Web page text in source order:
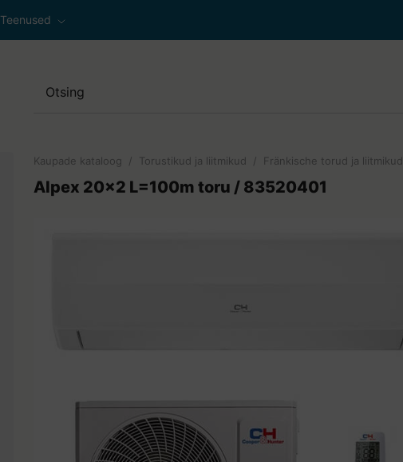
Teenused
Ventilatsiooni paigaldus ja puhastus
Küttesüsteemide paigaldus ja hooldus
Kaupade kataloog / Torustikud ja liitmikud / Fränkische torud ja liitmikud
Alpex 20x2 L=100m toru / 83520401